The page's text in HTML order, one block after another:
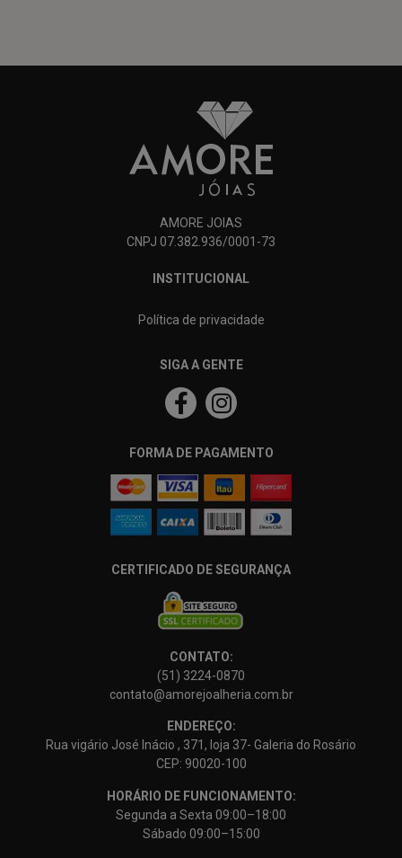
AMORE JOIAS
CNPJ 07.382.936/0001-73
INSTITUCIONAL
Política de privacidade
SIGA A GENTE
FORMA DE PAGAMENTO
CERTIFICADO DE SEGURANÇA
CONTATO:
(51) 3224-0870
contato@amorejoalheria.com.br
ENDEREÇO:
Rua vigário José Inácio , 371, loja 37- Galeria do Rosário
CEP: 90020-100
HORÁRIO DE FUNCIONAMENTO:
Segunda a Sexta 09:00–18:00
Sábado 09:00–15:00